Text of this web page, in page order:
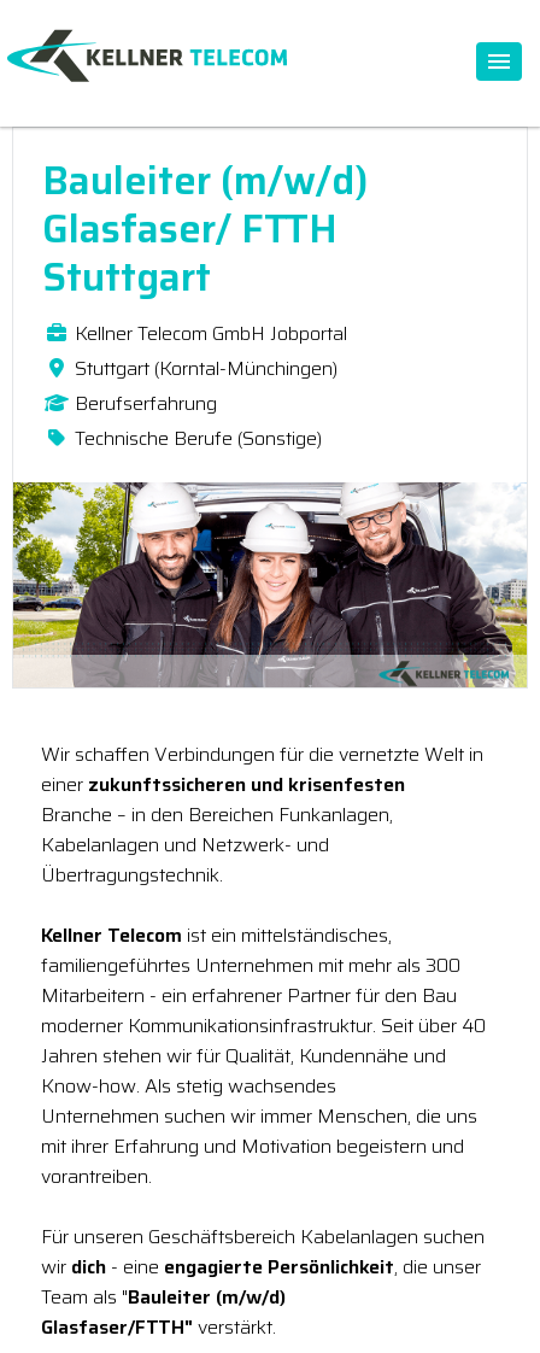
Bauleiter (m/w/d)
Glasfaser/ FTTH
Stuttgart
Kellner Telecom GmbH Jobportal
Stuttgart (Korntal-Münchingen)
Berufserfahrung
Technische Berufe (Sonstige)
Wir schaffen Verbindungen für die vernetzte Welt in
einer zukunftssicheren und krisenfesten
Branche – in den Bereichen Funkanlagen,
Kabelanlagen und Netzwerk- und
Übertragungstechnik.
Kellner Telecom ist ein mittelständisches,
familiengeführtes Unternehmen mit mehr als 300
Mitarbeitern - ein erfahrener Partner für den Bau
moderner Kommunikationsinfrastruktur. Seit über 40
Jahren stehen wir für Qualität, Kundennähe und
Know-how. Als stetig wachsendes
Unternehmen suchen wir immer Menschen, die uns
mit ihrer Erfahrung und Motivation begeistern und
vorantreiben.
Für unseren Geschäftsbereich Kabelanlagen suchen
wir dich - eine engagierte Persönlichkeit, die unser
Team als "Bauleiter (m/w/d)
Glasfaser/FTTH" verstärkt.